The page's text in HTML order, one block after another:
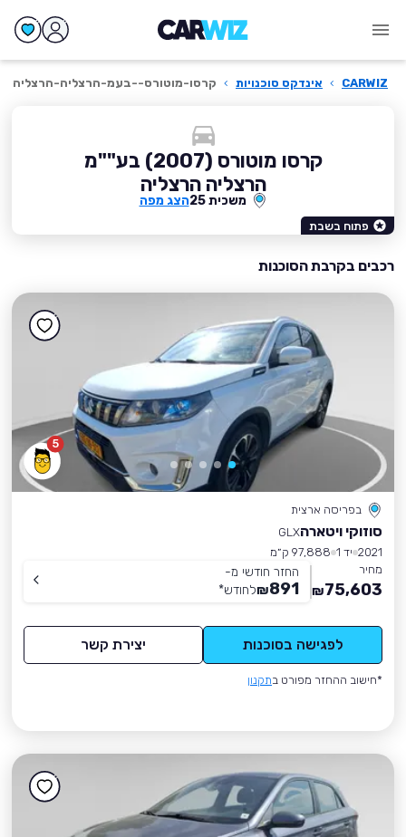
CARWIZ
› אינדקס סוכנויות › קרסו-מוטורס--בעמ-הרצליה-הרצליה
קרסו מוטורס (2007) בע""מ
הרצליה הרצליה
משכית 25 הצג מפה
פתוח בשבת
רכבים בקרבת הסוכנות
5
בפריסה ארצית
סוזוקי ויטארהGLX
2021 יד 1
97,888 ק״מ
מחיר
75,603
₪
החזר חודשי מ-
891
₪לחודש*
לפגישה בסוכנות יצירת קשר
*חישוב ההחזר מפורט בתקנון